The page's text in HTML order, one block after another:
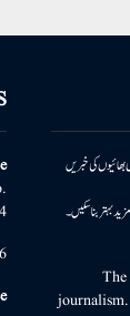
کی خبریں
بہتر بناسکیں۔